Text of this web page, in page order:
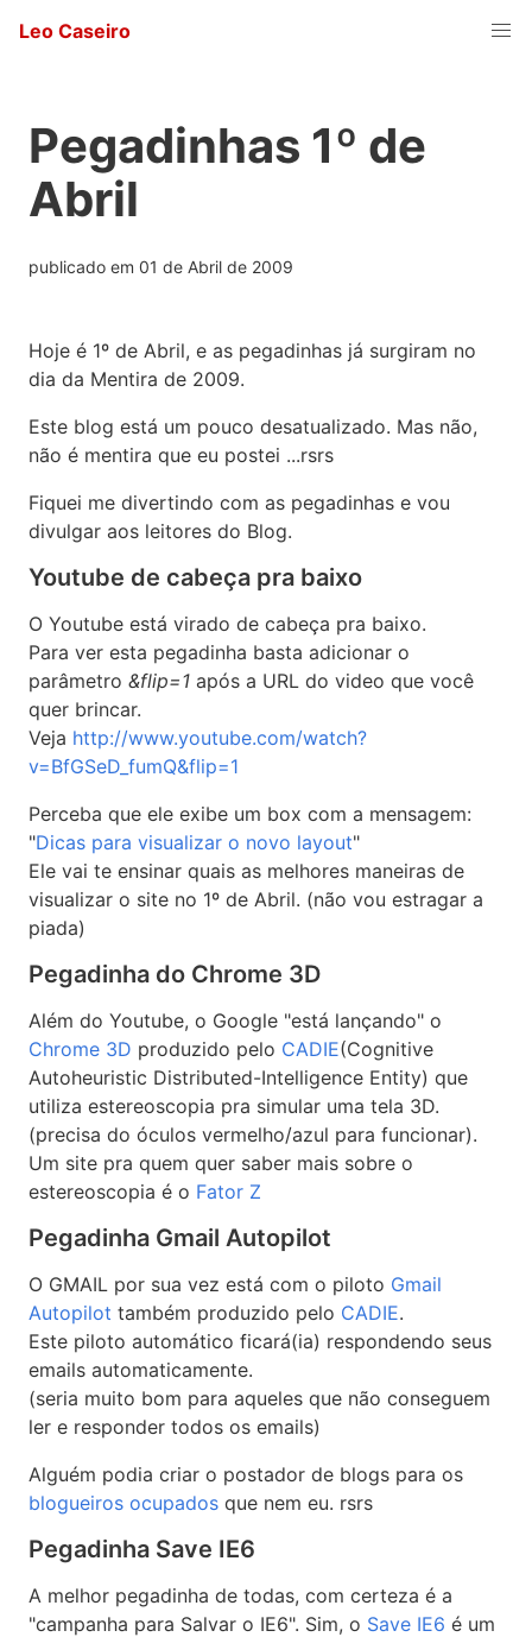
Leo Caseiro
Pegadinhas 1º de
Abril
publicado em 01 de Abril de 2009
Hoje é 1º de Abril, e as pegadinhas já surgiram no
dia da Mentira de 2009.
Este blog está um pouco desatualizado. Mas não,
não é mentira que eu postei ...rsrs
Fiquei me divertindo com as pegadinhas e vou
divulgar aos leitores do Blog.
Youtube de cabeça pra baixo
O Youtube está virado de cabeça pra baixo.
Para ver esta pegadinha basta adicionar o
parâmetro &flip=1 após a URL do video que você
quer brincar.
Veja http://www.youtube.com/watch?
v=BfGSeD_fumQ&flip=1
Perceba que ele exibe um box com a mensagem:
"Dicas para visualizar o novo layout"
Ele vai te ensinar quais as melhores maneiras de
visualizar o site no 1º de Abril. (não vou estragar a
piada)
Pegadinha do Chrome 3D
Além do Youtube, o Google "está lançando" o
Chrome 3D produzido pelo CADIE(Cognitive
Autoheuristic Distributed-Intelligence Entity) que
utiliza estereoscopia pra simular uma tela 3D.
(precisa do óculos vermelho/azul para funcionar).
Um site pra quem quer saber mais sobre o
estereoscopia é o Fator Z
Pegadinha Gmail Autopilot
O GMAIL por sua vez está com o piloto Gmail
Autopilot também produzido pelo CADIE.
Este piloto automático ficará(ia) respondendo seus
emails automaticamente.
(seria muito bom para aqueles que não conseguem
ler e responder todos os emails)
Alguém podia criar o postador de blogs para os
blogueiros ocupados que nem eu. rsrs
Pegadinha Save IE6
A melhor pegadinha de todas, com certeza é a
"campanha para Salvar o IE6". Sim, o Save IE6 é um